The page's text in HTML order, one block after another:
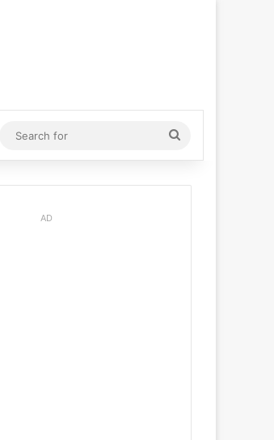
Switch skin
for
AD